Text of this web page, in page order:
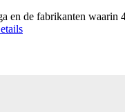
en de fabrikanten